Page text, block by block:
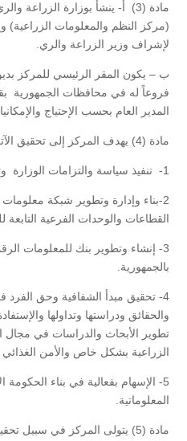
مادة (3) أ- ينشأ بوزارة
(مركز النظم والمعلومات
لإشراف وزير الزراعة والري.
ب – يكون المقر الرئيسي للمركز
فروعاً له في محافظات الجمهورية
المدير العام بحسب الإحتياج
مادة (4) يهدف المركز إلى تحقيق الآتي:
1- تنفيذ سياسة والتزامات الوزارة وتمثيلها في المجال المعلوماتي.
2-بناء وإدارة وتطوير شبكة
القطاعات والوحدات الفرعية التابعة
3- إنشاء وتطوير بنك للمعلومات
بالجمهورية.
4- تحقيق مبدأ الشفافية وحق
والحقائق ودراستها وتداولها
تطوير الأبحاث والدراسات في مجال
الزراعية بشكل خاص والأمن الغذائي
5- الإسهام بفعالية في بناء الحكومة
المعلوماتية.
مادة (5) يتولى المركز في سبيل